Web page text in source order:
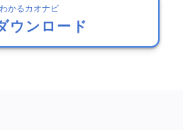
かるカオナビ
ウンロード